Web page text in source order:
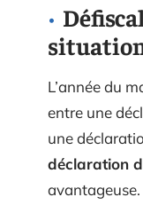
L’année du
entre une
une
déclaration